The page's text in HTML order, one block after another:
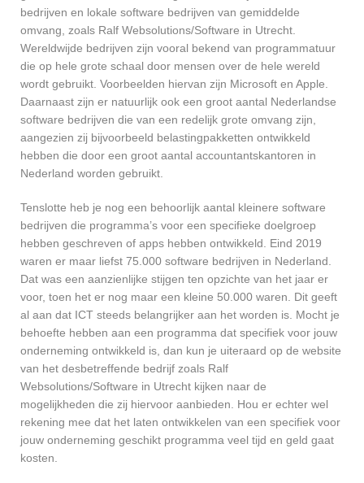
bedrijven en lokale software bedrijven van gemiddelde
omvang, zoals Ralf Websolutions/Software in Utrecht.
Wereldwijde bedrijven zijn vooral bekend van programmatuur
die op hele grote schaal door mensen over de hele wereld
wordt gebruikt. Voorbeelden hiervan zijn Microsoft en Apple.
Daarnaast zijn er natuurlijk ook een groot aantal Nederlandse
software bedrijven die van een redelijk grote omvang zijn,
aangezien zij bijvoorbeeld belastingpakketten ontwikkeld
hebben die door een groot aantal accountantskantoren in
Nederland worden gebruikt.
Tenslotte heb je nog een behoorlijk aantal kleinere software
bedrijven die programma’s voor een specifieke doelgroep
hebben geschreven of apps hebben ontwikkeld. Eind 2019
waren er maar liefst 75.000 software bedrijven in Nederland.
Dat was een aanzienlijke stijgen ten opzichte van het jaar er
voor, toen het er nog maar een kleine 50.000 waren. Dit geeft
al aan dat ICT steeds belangrijker aan het worden is. Mocht je
behoefte hebben aan een programma dat specifiek voor jouw
onderneming ontwikkeld is, dan kun je uiteraard op de website
van het desbetreffende bedrijf zoals Ralf
Websolutions/Software in Utrecht kijken naar de
mogelijkheden die zij hiervoor aanbieden. Hou er echter wel
rekening mee dat het laten ontwikkelen van een specifiek voor
jouw onderneming geschikt programma veel tijd en geld gaat
kosten.